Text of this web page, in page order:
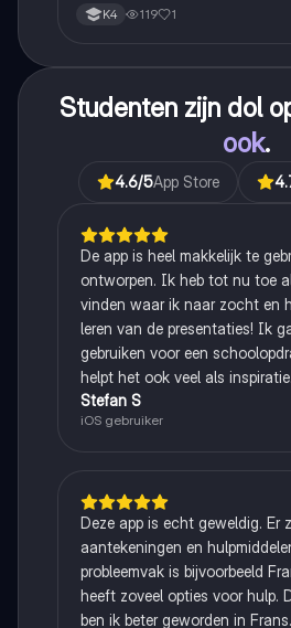
K4 119 1
Studenten zijn dol
ook.
4.6/5App Store
De app is heel makkelijk te
ontworpen. Ik heb tot nu toe
vinden waar ik naar zocht en
leren van de presentaties! Ik
gebruiken voor een
helpt het ook veel als inspiratie.
Stefan S
iOS gebruiker
Deze app is echt geweldig. Er
aantekeningen en
probleemvak is bijvoorbeeld
heeft zoveel opties voor hulp.
ben ik beter geworden in